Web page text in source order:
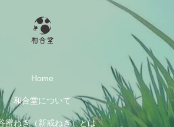
Home
和合堂について
蜜ねぎ（新戒ねぎ）とは